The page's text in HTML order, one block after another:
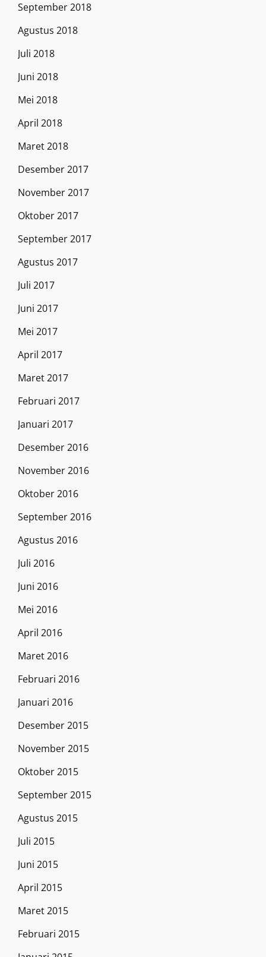
September 2018
Agustus 2018
Juli 2018
Juni 2018
Mei 2018
April 2018
Maret 2018
Desember 2017
November 2017
Oktober 2017
September 2017
Agustus 2017
Juli 2017
Juni 2017
Mei 2017
April 2017
Maret 2017
Februari 2017
Januari 2017
Desember 2016
November 2016
Oktober 2016
September 2016
Agustus 2016
Juli 2016
Juni 2016
Mei 2016
April 2016
Maret 2016
Februari 2016
Januari 2016
Desember 2015
November 2015
Oktober 2015
September 2015
Agustus 2015
Juli 2015
Juni 2015
April 2015
Maret 2015
Februari 2015